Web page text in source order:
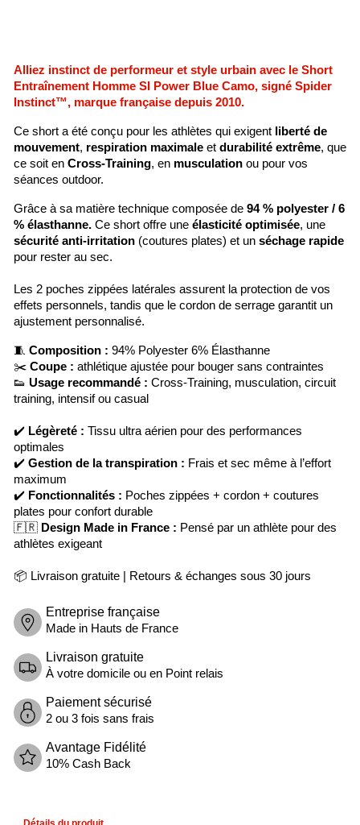
Alliez instinct de performeur et style urbain avec le Short
Entraînement Homme SI Power Blue Camo, signé Spider
Instinct™, marque française depuis 2010.
Ce short a été conçu pour les athlètes qui exigent liberté de
mouvement, respiration maximaleet durabilité extrême, que
ce soit en Cross-Training, en musculation ou pour vos
séances outdoor.
Grâce à sa matière technique composée de 94 % polyester / 6
% élasthanne. Ce short offre une élasticité optimisée, une
sécurité anti-irritation(coutures plates) et un séchage rapide
pour rester au sec.
Les 2 poches zippées latérales assurent la protection de vos
effets personnels, tandis que le cordon de serrage garantit un
ajustement personnalisé.
🧵 Composition : 94% Polyester 6% Élasthanne
✂️Coupe : athlétique ajustée pour bouger sans contraintes
👟 Usage recommandé : Cross-Training, musculation, circuit
training, intensif ou casual
✔️ Légèreté : Tissu ultra aérien pour des performances
optimales
✔️ Gestion de la transpiration : Frais et sec même à l’effort
maximum
✔️ Fonctionnalités : Poches zippées + cordon + coutures
plates pour confort durable
🇫🇷 Design Made in France : Pensé par un athlète pour des
athlètes exigeant
📦 Livraison gratuite | Retours & échanges sous 30 jours
Entreprise française
Made in Hauts de France
Livraison gratuite
À votre domicile ou en Point relais
Paiement sécurisé
2 ou 3 fois sans frais
Avantage Fidélité
10% Cash Back